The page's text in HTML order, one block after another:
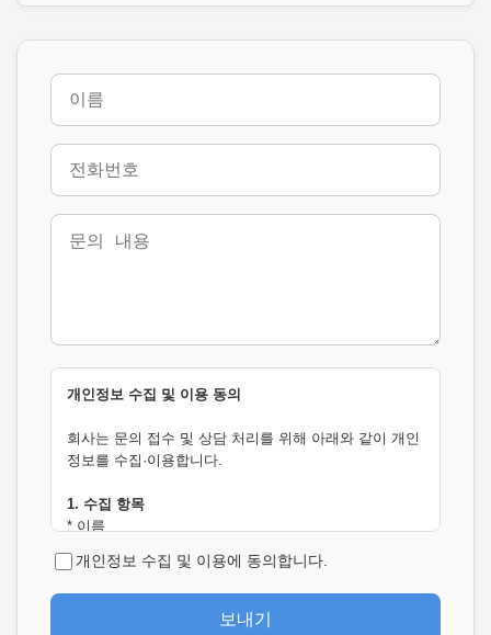
개인정보 수집 및 이용 동의
회사는 문의 접수 및 상담 처리를 위해 아래와 같이 개인
정보를 수집·이용합니다.
1. 수집 항목
* 이름
* 문의 내용
* IP 주소
* 브라우저 및 접속 환경 정보(User-Agent)
개인정보 수집 및 이용에 동의합니다.
보내기